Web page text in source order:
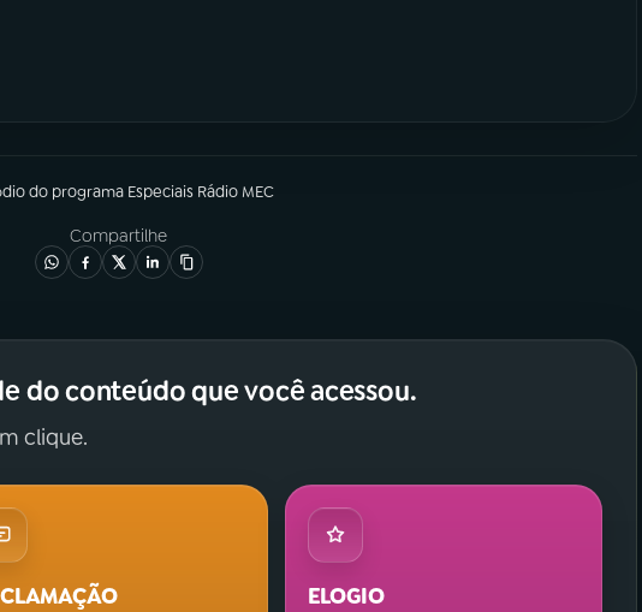
do programa Especiais Rádio MEC
Compartilhe
do conteúdo que você acessou.
clique.
ELOGIO